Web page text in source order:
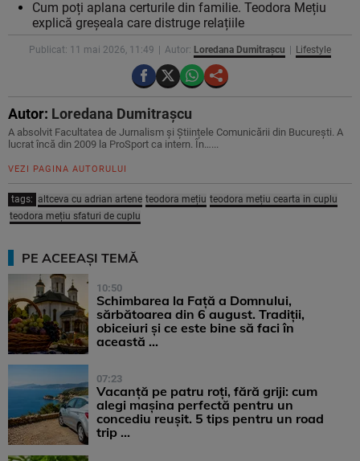
Cum poți aplana certurile din familie. Teodora Mețiu
explică greșeala care distruge relațiile
Publicat: 11 mai 2026, 11:49 Autor: Loredana Dumitrașcu Lifestyle
Autor: Loredana Dumitrașcu
A absolvit Facultatea de Jurnalism și Științele Comunicării din București. A
lucrat încă din 2009 la ProSport ca intern. În…...
VEZI PAGINA AUTORULUI
tags: altceva cu adrian artene teodora mețiu teodora mețiu cearta in cuplu
teodora mețiu sfaturi de cuplu
PE ACEEAȘI TEMĂ
10:50
Schimbarea la Față a Domnului,
sărbătoarea din 6 august. Tradiții,
obiceiuri și ce este bine să faci în
această ...
07:23
Vacanță pe patru roți, fără griji: cum
alegi mașina perfectă pentru un
concediu reușit. 5 tips pentru un road
trip ...